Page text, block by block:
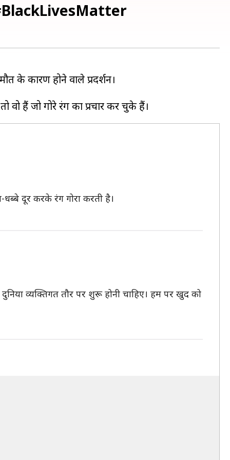
#BlackLivesMatter
के कारण होने वाले प्रदर्शन।
दूर करके रंग गोरा करती है।
व्यक्तिगत तौर पर शुरू होनी चाहिए। हम पर खुद को